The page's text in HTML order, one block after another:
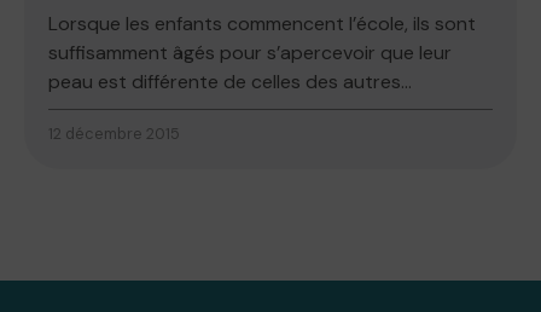
Lorsque les enfants commencent l’école, ils sont
suffisamment âgés pour s’apercevoir que leur
peau est différente de celles des autres...
12 décembre 2015